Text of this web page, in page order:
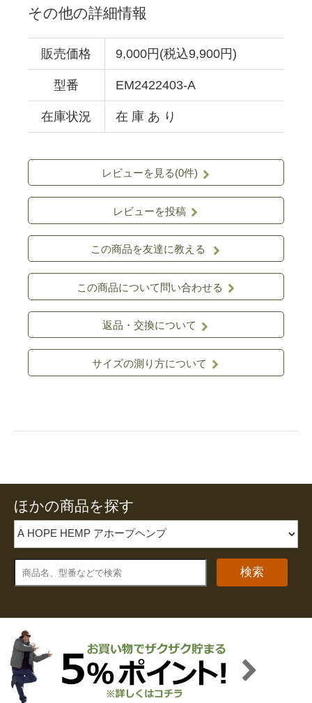
その他の詳細情報
販売価格 9,000円(税込9,900円)
型番 EM2422403-A
在庫状況 在 庫 あ り
レビューを見る(0件)
レビューを投稿
この商品を友達に教える
この商品について問い合わせる
返品・交換について
サイズの測り方について
ほかの商品を探す
検索